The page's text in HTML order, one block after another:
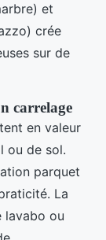
et
crée
sur de
carrelage
en valeur
ou de sol.
parquet
La
lavabo ou